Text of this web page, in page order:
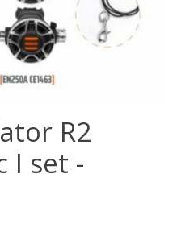
R2
I set -